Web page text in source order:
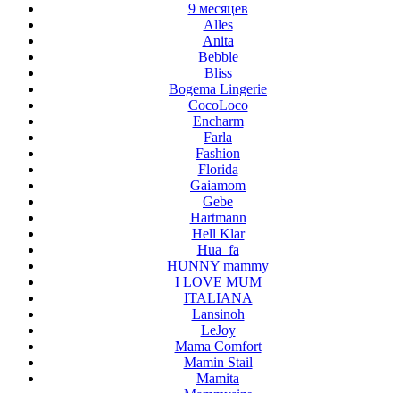
9 месяцев
Alles
Anita
Bebble
Bliss
Bogema Lingerie
CocoLoco
Encharm
Farla
Fashion
Florida
Gaiamom
Gebe
Hartmann
Hell Klar
Hua_fa
HUNNY mammy
I LOVE MUM
ITALIANA
Lansinoh
LeJoy
Mama Comfort
Mamin Stail
Mamita